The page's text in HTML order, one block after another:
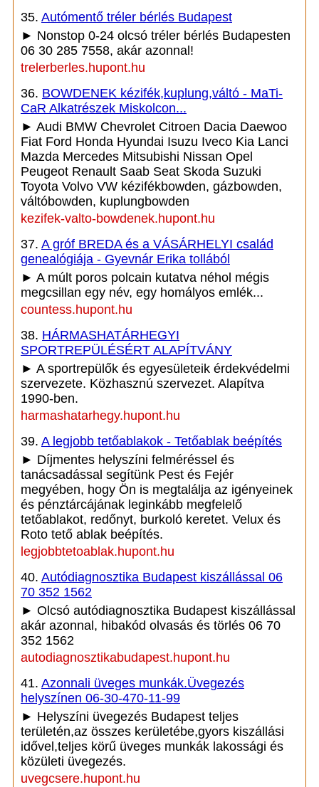
35. Autómentő tréler bérlés Budapest
► Nonstop 0-24 olcsó tréler bérlés Budapesten
06 30 285 7558, akár azonnal!
trelerberles.hupont.hu
36. BOWDENEK kézifék,kuplung,váltó - MaTi-
CaR Alkatrészek Miskolcon...
► Audi BMW Chevrolet Citroen Dacia Daewoo
Fiat Ford Honda Hyundai Isuzu Iveco Kia Lanci
Mazda Mercedes Mitsubishi Nissan Opel
Peugeot Renault Saab Seat Skoda Suzuki
Toyota Volvo VW kézifékbowden, gázbowden,
váltóbowden, kuplungbowden
kezifek-valto-bowdenek.hupont.hu
37. A gróf BREDA és a VÁSÁRHELYI család
genealógiája - Gyevnár Erika tollából
► A múlt poros polcain kutatva néhol mégis
megcsillan egy név, egy homályos emlék...
countess.hupont.hu
38. HÁRMASHATÁRHEGYI
SPORTREPÜLÉSÉRT ALAPÍTVÁNY
► A sportrepülők és egyesületeik érdekvédelmi
szervezete. Közhasznú szervezet. Alapítva
1990-ben.
harmashatarhegy.hupont.hu
39. A legjobb tetőablakok - Tetőablak beépítés
► Díjmentes helyszíni felméréssel és
tanácsadással segítünk Pest és Fejér
megyében, hogy Ön is megtalálja az igényeinek
és pénztárcájának leginkább megfelelő
tetőablakot, redőnyt, burkoló keretet. Velux és
Roto tető ablak beépítés.
legjobbtetoablak.hupont.hu
40. Autódiagnosztika Budapest kiszállással 06
70 352 1562
► Olcsó autódiagnosztika Budapest kiszállással
akár azonnal, hibakód olvasás és törlés 06 70
352 1562
autodiagnosztikabudapest.hupont.hu
41. Azonnali üveges munkák.Üvegezés
helyszínen 06-30-470-11-99
► Helyszíni üvegezés Budapest teljes
területén,az összes kerületébe,gyors kiszállási
idővel,teljes körű üveges munkák lakossági és
közületi üvegezés.
uvegcsere.hupont.hu